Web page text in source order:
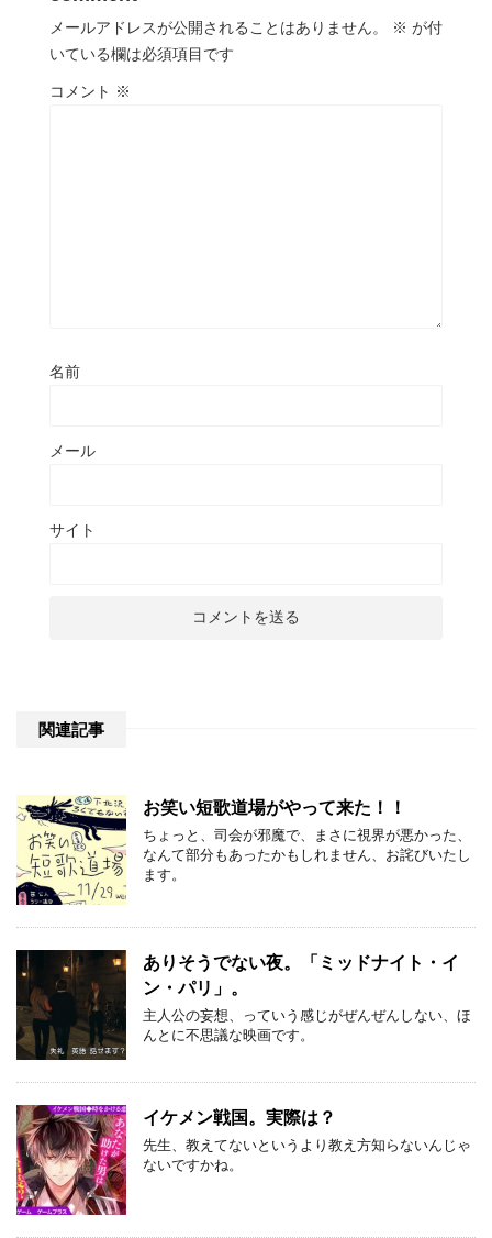
メールアドレスが公開されることはありません。 ※ が付
いている欄は必須項目です
コメント ※
名前
メール
サイト
関連記事
お笑い短歌道場がやって来た！！
ちょっと、司会が邪魔で、まさに視界が悪かった、
なんて部分もあったかもしれません、お詫びいたし
ます。
ありそうでない夜。「ミッドナイト・イ
ン・パリ」。
主人公の妄想、っていう感じがぜんぜんしない、ほ
んとに不思議な映画です。
イケメン戦国。実際は？
先生、教えてないというより教え方知らないんじゃ
ないですかね。